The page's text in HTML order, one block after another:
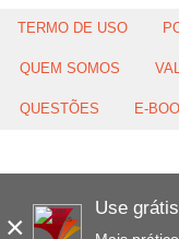
×
Use
TERMO DE USO
QUEM SOMOS
QUESTÕES E-